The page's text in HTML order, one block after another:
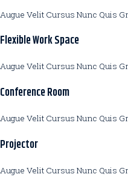
Augue Velit Cursus Nunc Quis
Flexible Work Space
Augue Velit Cursus Nunc Quis
Conference Room
Augue Velit Cursus Nunc Quis
Projector
Augue Velit Cursus Nunc Quis